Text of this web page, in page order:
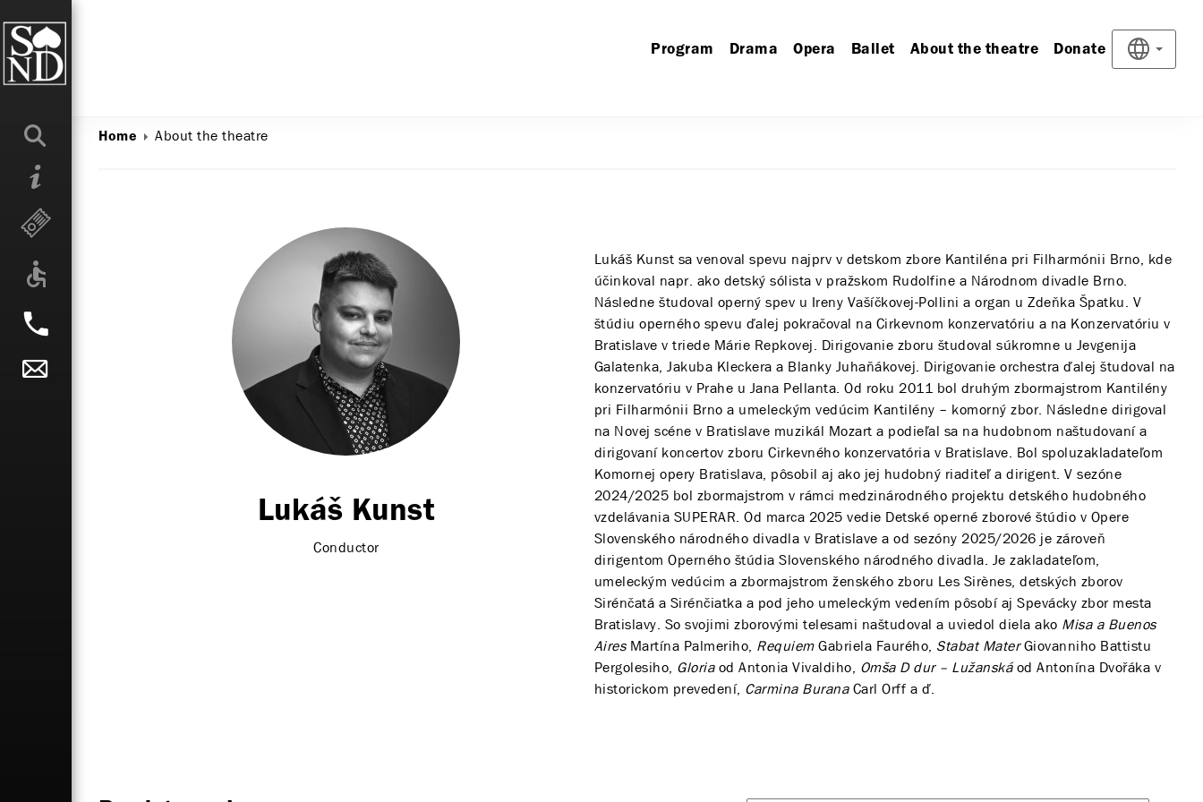
Program Drama Opera Ballet About the theatre Donate
Home About the theatre
Lukáš Kunst
Conductor
Lukáš Kunst sa venoval spevu najprv v detskom zbore Kantiléna pri Filharmónii Brno, kde
účinkoval napr. ako detský sólista v pražskom Rudolfine a Národnom divadle Brno.
Následne študoval operný spev u Ireny Vašíčkovej-Pollini a organ u Zdeňka Špatku. V
štúdiu operného spevu ďalej pokračoval na Cirkevnom konzervatóriu a na Konzervatóriu v
Bratislave v triede Márie Repkovej. Dirigovanie zboru študoval súkromne u Jevgenija
Galatenka, Jakuba Kleckera a Blanky Juhaňákovej. Dirigovanie orchestra ďalej študoval na
konzervatóriu v Prahe u Jana Pellanta. Od roku 2011 bol druhým zbormajstrom Kantilény
pri Filharmónii Brno a umeleckým vedúcim Kantilény – komorný zbor. Následne dirigoval
na Novej scéne v Bratislave muzikál Mozart a podieľal sa na hudobnom naštudovaní a
dirigovaní koncertov zboru Cirkevného konzervatória v Bratislave. Bol spoluzakladateľom
Komornej opery Bratislava, pôsobil aj ako jej hudobný riaditeľ a dirigent. V sezóne
2024/2025 bol zbormajstrom v rámci medzinárodného projektu detského hudobného
vzdelávania SUPERAR. Od marca 2025 vedie Detské operné zborové štúdio v Opere
Slovenského národného divadla v Bratislave a od sezóny 2025/2026 je zároveň
dirigentom Operného štúdia Slovenského národného divadla. Je zakladateľom,
umeleckým vedúcim a zbormajstrom ženského zboru Les Sirènes, detských zborov
Sirénčatá a Sirénčiatka a pod jeho umeleckým vedením pôsobí aj Spevácky zbor mesta
Bratislavy. So svojimi zborovými telesami naštudoval a uviedol diela ako Misa a Buenos
AiresMartína Palmeriho, RequiemGabriela Faurého, Stabat MaterGiovanniho Battistu
Pergolesiho, Gloriaod Antonia Vivaldiho, Omša D dur – Lužanskáod Antonína Dvořáka v
historickom prevedení, Carmina BuranaCarl Orff a ď.